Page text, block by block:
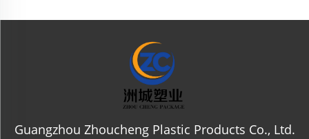
Guangzhou Zhoucheng Plastic Products Co., Ltd.